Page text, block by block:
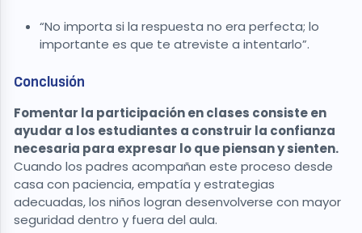
“No importa si la respuesta no era perfecta; lo
importante es que te atreviste a intentarlo”.
Conclusión
Fomentar la participación en clases consiste en
ayudar a los estudiantes a construir la confianza
necesaria para expresar lo que piensan y sienten.
Cuando los padres acompañan este proceso desde
casa con paciencia, empatía y estrategias
adecuadas, los niños logran desenvolverse con mayor
seguridad dentro y fuera del aula.